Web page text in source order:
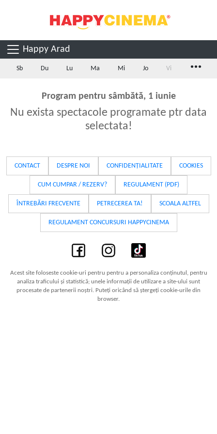
Happy Arad
Sb Du Lu Ma Mi Jo Vi ...
Program pentru sâmbătă, 1 iunie
Nu exista spectacole programate ptr data
selectata!
CONTACT DESPRE NOI CONFIDENȚIALITATE COOKIES
CUM CUMPAR / REZERV? REGULAMENT (PDF)
ÎNTREBĂRI FRECVENTE PETRECEREA TA! SCOALA ALTFEL
REGULAMENT CONCURSURI HAPPYCINEMA
Acest site foloseste cookie-uri pentru pentru a personaliza conținutul, pentru
analiza traficului și statistică; unele informații de utilizare a site-ului sunt
procesate de partenerii noștri. Puteți oricând să ștergeți cookie-urile din
browser.